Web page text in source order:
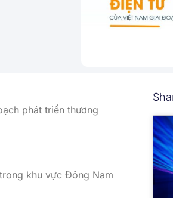
phát triển thương
khu vực Đông Nam